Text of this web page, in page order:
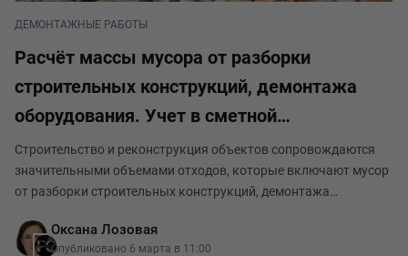
ДЕМОНТАЖНЫЕ РАБОТЫ
Расчёт массы мусора от разборки
строительных конструкций, демонтажа
оборудования. Учет в сметной
документации.
Строительство и реконструкция объектов сопровождаются
значительными объемами отходов, которые включают мусор
от разборки строительных конструкций, демонтажа
засыпки. Правильный расчет массы этих отходов явл
Оксана Лозовая
Опубликовано 6 марта в 11:00